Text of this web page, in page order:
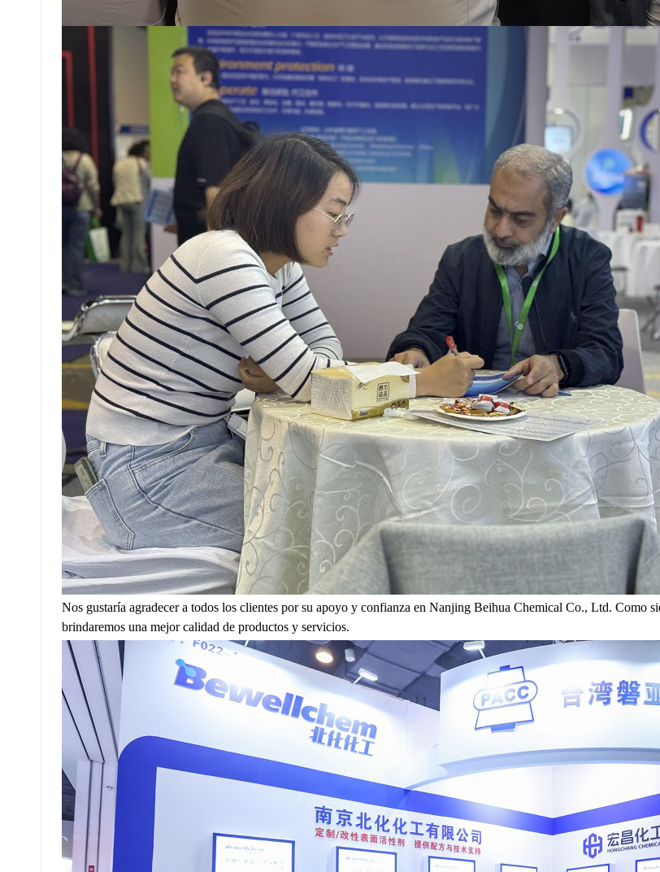
Nos gustaría agradecer a todos los clientes por su apoyo y confianza en Nanjing Beihua Chemical Co., Ltd. Como
brindaremos una mejor calidad de productos y servicios.